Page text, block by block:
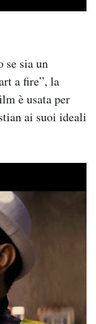
se sia un
a fire”, la
è usata per
ai suoi ideali